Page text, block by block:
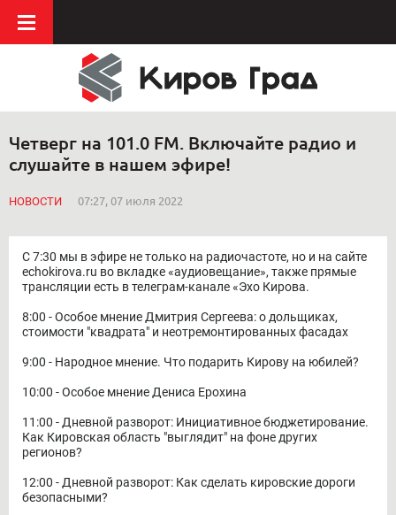
Четверг на 101.0 FM. Включайте радио и
слушайте в нашем эфире!
НОВОСТИ 07:27, 07 июля 2022
С 7:30 мы в эфире не только на радиочастоте, но и на сайте
echokirova.ru во вкладке «аудиовещание», также прямые
трансляции есть в телеграм-канале «Эхо Кирова.
8:00 - Особое мнение Дмитрия Сергеева: о дольщиках,
стоимости "квадрата" и неотремонтированных фасадах
9:00 - Народное мнение. Что подарить Кирову на юбилей?
10:00 - Особое мнение Дениса Ерохина
11:00 - Дневной разворот: Инициативное бюджетирование.
Как Кировская область "выглядит" на фоне других
регионов?
12:00 - Дневной разворот: Как сделать кировские дороги
безопасными?